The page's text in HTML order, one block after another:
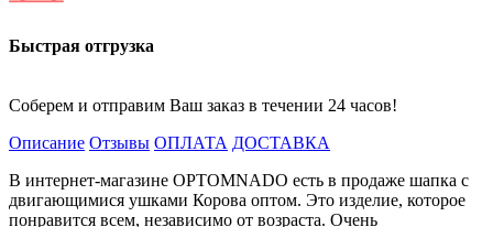
Быстрая отгрузка
Соберем и отправим Ваш заказ в течении 24 часов!
Описание Отзывы ОПЛАТА ДОСТАВКА
В интернет-магазине OPTOMNADO есть в продаже шапка с
двигающимися ушками Корова оптом. Это изделие, которое
понравится всем, независимо от возраста. Очень